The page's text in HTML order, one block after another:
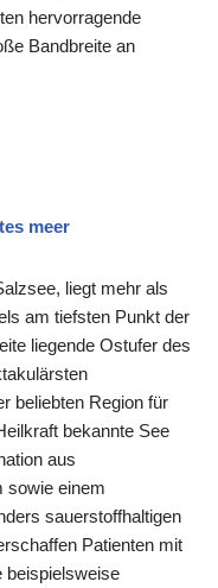
hervorragende
Bandbreite an
liegt mehr als
am tiefsten Punkt der
liegende Ostufer des
beliebten Region für
bekannte See
aus
sowie einem
sauerstoffhaltigen
Patienten mit
beispielsweise